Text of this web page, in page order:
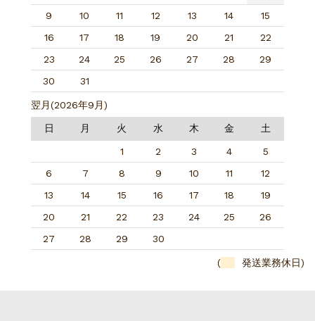
9
10 11 12 13 14
15
16
17 18 19 20 21
22
23
24 25 26 27 28
29
30
31
翌月(2026年9月)
日 月 火 水 木 金 土
1 2 3 4
5
6
7 8 9 10 11
12
13
14 15 16 17 18
19
20
21 22 23 24 25
26
27
28 29 30
( 発送業務休日)